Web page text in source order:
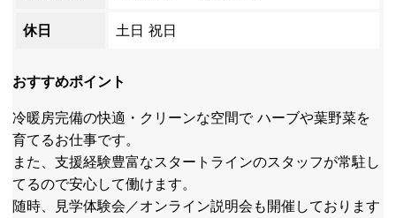
休日 土日 祝日
おすすめポイント
冷暖房完備の快適・クリーンな空間で ハーブや葉野菜を
育てるお仕事です。
また、支援経験豊富なスタートラインのスタッフが常駐し
てるので安心して働けます。
随時、見学体験会／オンライン説明会も開催しております